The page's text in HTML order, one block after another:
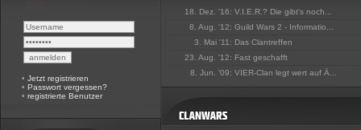
• Jetzt registrieren
• Passwort vergessen?
• registrierte Benutzer
18. Dez. '16: V.I.E.R.? Die gibt's noch...
8. Aug. '12: Guild Wars 2 - Informatio...
3. Mai '11: Das Clantreffen
23. Aug. '12: Fast geschafft
8. Jun. '09: VIER-Clan legt wert auf Ä...